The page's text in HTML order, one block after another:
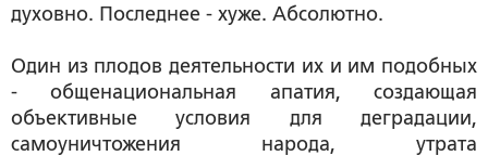
духовно. Последнее - хуже. Абсолютно.
Один из плодов деятельности их и им подобных
- общенациональная апатия, создающая
объективные условия для деградации,
самоуничтожения народа, утрата